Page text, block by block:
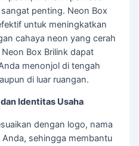
penting. Neon Box
untuk meningkatkan
cahaya neon yang cerah
Box Brilink dapat
menonjol di tengah
di luar ruangan.
Identitas Usaha
dengan logo, nama
sehingga membantu